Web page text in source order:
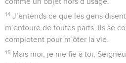
Seuls les Évangiles sont disponibles en vidéo
Le bonheur d'être
1 Du répertoire du chef de chorale.